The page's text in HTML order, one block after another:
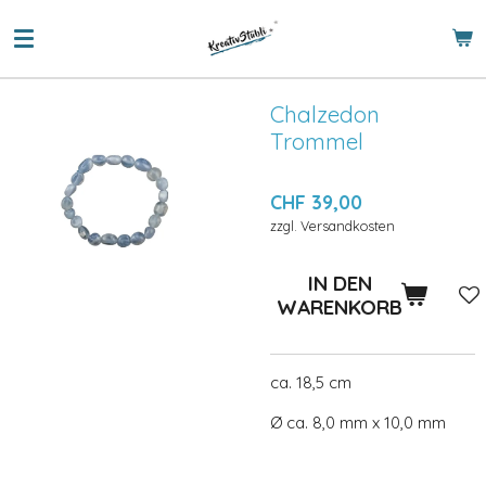
Hauptinhalt
Chalzedon
Trommel
CHF 39,00
zzgl. Versandkosten
IN DEN
WARENKORB
ca. 18,5 cm
Ø ca. 8,0 mm x 10,0 mm